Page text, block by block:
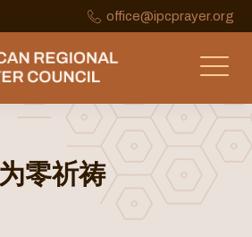
office@ipcprayer.org
为零祈祷